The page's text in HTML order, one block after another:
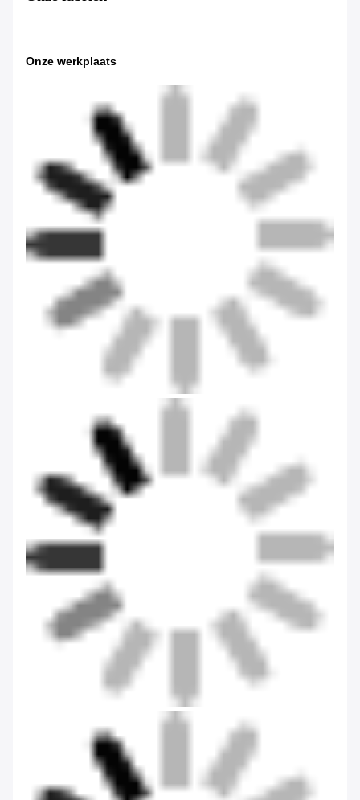
Concurrentievoordelen
1We bieden kwalitatief hoogwaardige producten aan tegen een
concurrerende prijs.
2. de inklaring is gegarandeerd;
3. Goede after-sale service;
4- flexibele betalingsvoorwaarden;
5Met uitstekende producten en efficiënte diensten zijn wij zowel
thuis als in het buitenland bekend.
Verpakking en levering
2Professionele logistieke agent;
3Een goed opgeleid en gedisciplineerd pakteam.
4. Na-verkoopservice: Als u vragen of problemen heeft na
ontvangst van het product, kunt u contact met ons opnemen.